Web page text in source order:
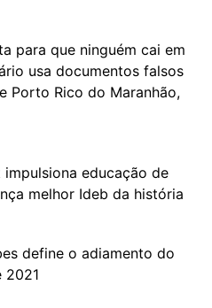
para que ninguém cai em
usa documentos falsos
Porto Rico do Maranhão,
impulsiona educação de
melhor Ideb da história
define o adiamento do
2021